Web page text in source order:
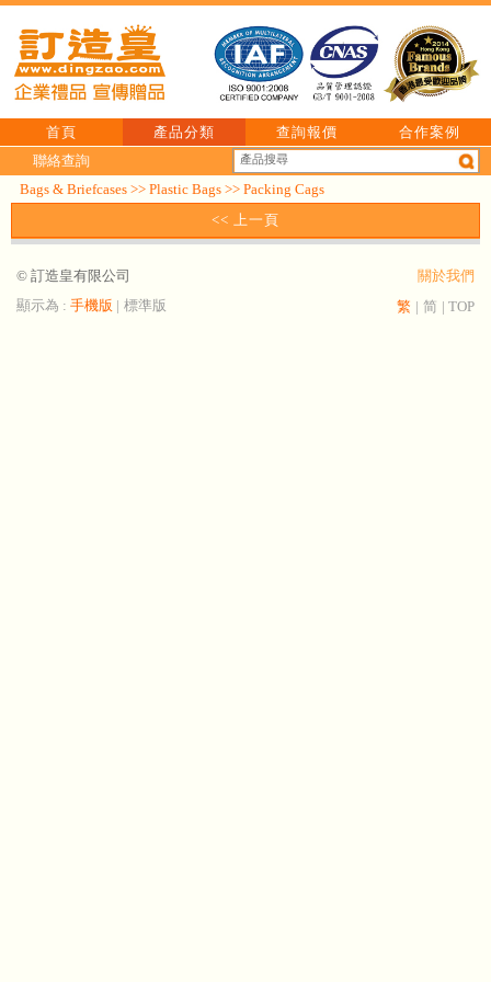
首頁 產品分類 查詢報價
合作案例
聯絡查詢
Bags & Briefcases >> Plastic Bags >> Packing Cags
<< 上一頁
關於我們
© 訂造皇有限公司
顯示為 : 手機版 | 標準版 繁 | 简 | TOP